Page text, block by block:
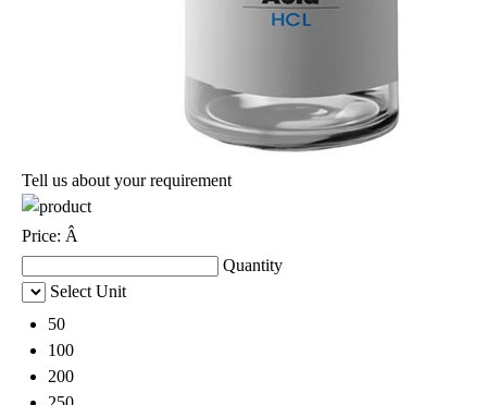
Tell us about your requirement
Price: Â
Quantity
Select Unit
50
100
200